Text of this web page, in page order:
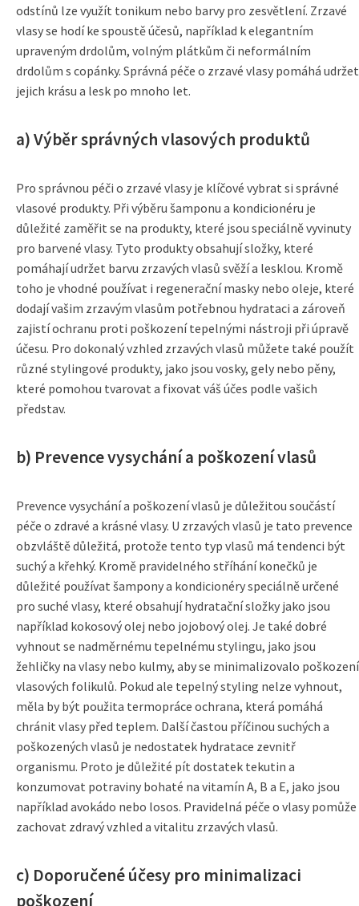
odstínů lze využít tonikum nebo barvy pro zesvětlení. Zrzavé
vlasy se hodí ke spoustě účesů, například k elegantním
upraveným drdolům, volným plátkům či neformálním
drdolům s copánky. Správná péče o zrzavé vlasy pomáhá udržet
jejich krásu a lesk po mnoho let.
a) Výběr správných vlasových produktů
Pro správnou péči o zrzavé vlasy je klíčové vybrat si správné
vlasové produkty. Při výběru šamponu a kondicionéru je
důležité zaměřit se na produkty, které jsou speciálně vyvinuty
pro barvené vlasy. Tyto produkty obsahují složky, které
pomáhají udržet barvu zrzavých vlasů svěží a lesklou. Kromě
toho je vhodné používat i regenerační masky nebo oleje, které
dodají vašim zrzavým vlasům potřebnou hydrataci a zároveň
zajistí ochranu proti poškození tepelnými nástroji při úpravě
účesu. Pro dokonalý vzhled zrzavých vlasů můžete také použít
různé stylingové produkty, jako jsou vosky, gely nebo pěny,
které pomohou tvarovat a fixovat váš účes podle vašich
představ.
b) Prevence vysychání a poškození vlasů
Prevence vysychání a poškození vlasů je důležitou součástí
péče o zdravé a krásné vlasy. U zrzavých vlasů je tato prevence
obzvláště důležitá, protože tento typ vlasů má tendenci být
suchý a křehký. Kromě pravidelného stříhání konečků je
důležité používat šampony a kondicionéry speciálně určené
pro suché vlasy, které obsahují hydratační složky jako jsou
například kokosový olej nebo jojobový olej. Je také dobré
vyhnout se nadměrnému tepelnému stylingu, jako jsou
žehličky na vlasy nebo kulmy, aby se minimalizovalo poškození
vlasových folikulů. Pokud ale tepelný styling nelze vyhnout,
měla by být použita termopráce ochrana, která pomáhá
chránit vlasy před teplem. Další častou příčinou suchých a
poškozených vlasů je nedostatek hydratace zevnitř
organismu. Proto je důležité pít dostatek tekutin a
konzumovat potraviny bohaté na vitamín A, B a E, jako jsou
například avokádo nebo losos. Pravidelná péče o vlasy pomůže
zachovat zdravý vzhled a vitalitu zrzavých vlasů.
c) Doporučené účesy pro minimalizaci
poškození